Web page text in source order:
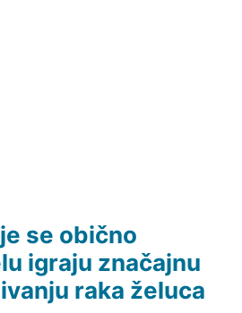
se obično
igraju značajnu
raka želuca